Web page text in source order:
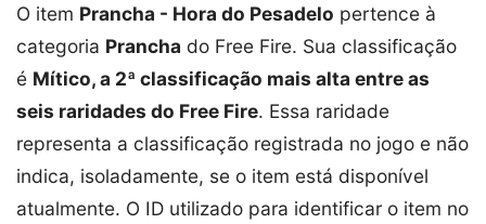
O item Prancha - Hora do Pesadelo pertence à
categoria Prancha do Free Fire. Sua classificação
é Mítico, a 2ª classificação mais alta entre as
seis raridades do Free Fire. Essa raridade
representa a classificação registrada no jogo e não
indica, isoladamente, se o item está disponível
atualmente. O ID utilizado para identificar o item no